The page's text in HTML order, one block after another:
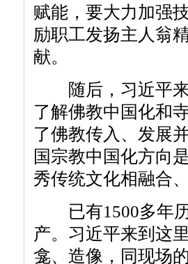
赋能，要大力加强
励职工发扬主人翁
献。
随后，习近平来
了解佛教中国化和
了佛教传入、发展
国宗教中国化方向
秀传统文化相融合
已有1500多年历
产。习近平来到这
龛、造像，同现场